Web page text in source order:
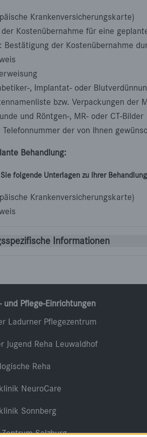
Krankenversicherungskarte)
Kostenübernahme für eine
der Kostenübernahme
, Implantat- oder
bzw. Verpackungen der
und Röntgen-, MR- oder CT-Bilder
Telefonnummer der von Ihnen
Behandlung:
folgende Unterlagen zu Ihrer
Krankenversicherungskarte)
Informationen
und Pflege-Einrichtungen
Ladurner Pflegezentrum
Jugend Reha Leuwaldhof
Reha
NeuroCare
Sonnberg
Zentrum Salzburg